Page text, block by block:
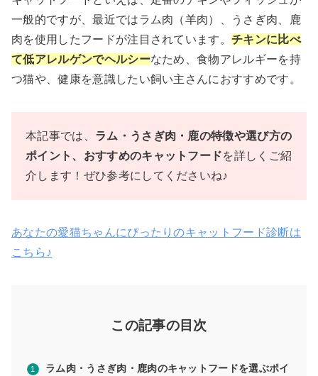
一般的ですが、最近ではラム肉（羊肉）、うさぎ肉、鹿
肉を使用したフードが注目されています。チキンに比べ
て低アレルゲンでヘルシーなため、食物アレルギーを持
つ猫や、健康を意識したい飼い主さんにおすすめです。
本記事では、 ラム・うさぎ肉 ・鹿の特徴や選び方の
ポイント、おすすめのキャットフードを詳しくご紹
介します！ぜひ参考にしてくださいね♪
あなたの愛猫ちゃんにぴったりのキャットフード診断は
こちら♪
この記事の目次
ラム肉・うさぎ肉 ・鹿肉のキャットフードを選ぶポイ